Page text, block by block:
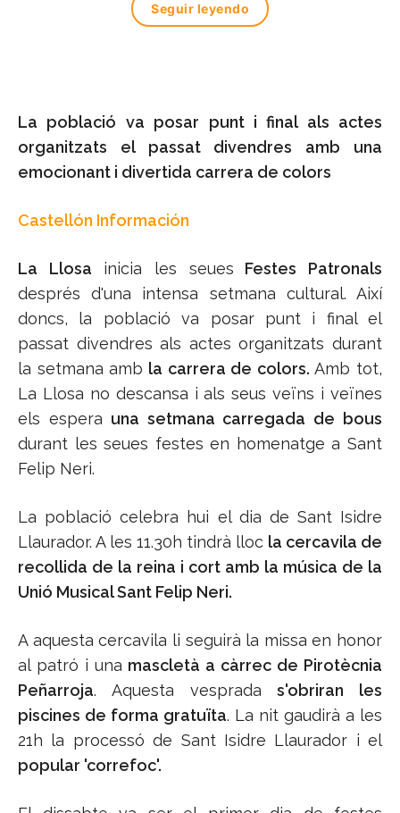
Seguir leyendo
La població va posar punt i final als actes
organitzats el passat divendres amb una
emocionant i divertida carrera de colors
Castellón Información
La Llosa inicia les seues Festes Patronals
després d'una intensa setmana cultural. Així
doncs, la població va posar punt i final el
passat divendres als actes organitzats durant
la setmana amb la carrera de colors. Amb tot,
La Llosa no descansa i als seus veïns i veïnes
els espera una setmana carregada de bous
durant les seues festes en homenatge a Sant
Felip Neri.
La població celebra hui el dia de Sant Isidre
Llaurador. A les 11.30h tindrà lloc la cercavila de
recollida de la reina i cort amb la música de la
Unió Musical Sant Felip Neri.
A aquesta cercavila li seguirà la missa en honor
al patró i una mascletà a càrrec de Pirotècnia
Peñarroja. Aquesta vesprada s'obriran les
piscines de forma gratuïta. La nit gaudirà a les
21h la processó de Sant Isidre Llaurador i el
popular 'correfoc'.